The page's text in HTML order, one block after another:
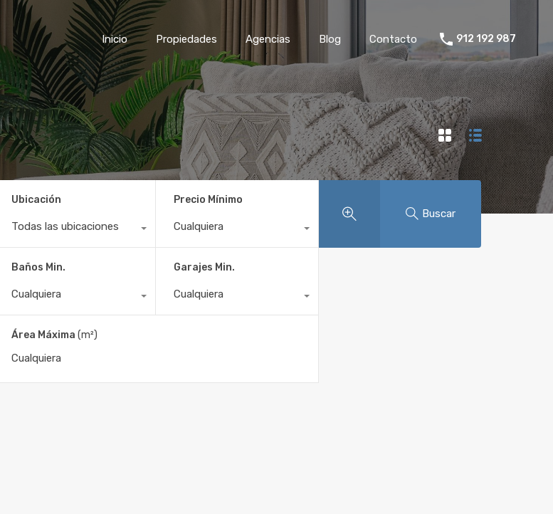
Inicio
Inicio
Propiedades Agencias Blog Contacto 912 192 987
Ubicación
Todas las ubicaciones
Precio Mínimo
Cualquiera
Baños Min.
Cualquiera
Garajes Min.
Cualquiera
Área Máxima (m²)
Buscar